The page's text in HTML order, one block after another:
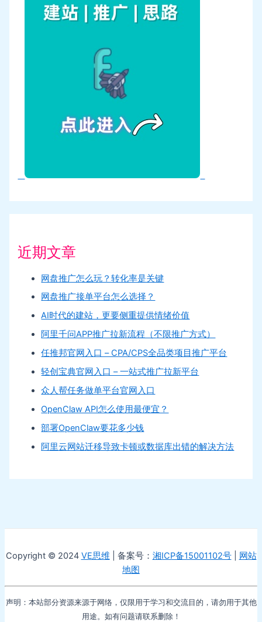
近期文章
网盘推广怎么玩？转化率是关键
网盘推广接单平台怎么选择？
AI时代的建站，更要侧重提供情绪价值
阿里千问APP推广拉新流程（不限推广方式）
任推邦官网入口 – CPA/CPS全品类项目推广平台
轻创宝典官网入口 – 一站式推广拉新平台
众人帮任务做单平台官网入口
OpenClaw API怎么使用最便宜？
部署OpenClaw要花多少钱
阿里云网站迁移导致卡顿或数据库出错的解决方法
Copyright © 2024 VE思维 | 备案号： 湘ICP备15001102号| 网站
地图
声明：本站部分资源来源于网络，仅限用于学习和交流目的，请勿用于其他
用途。如有问题请联系删除！